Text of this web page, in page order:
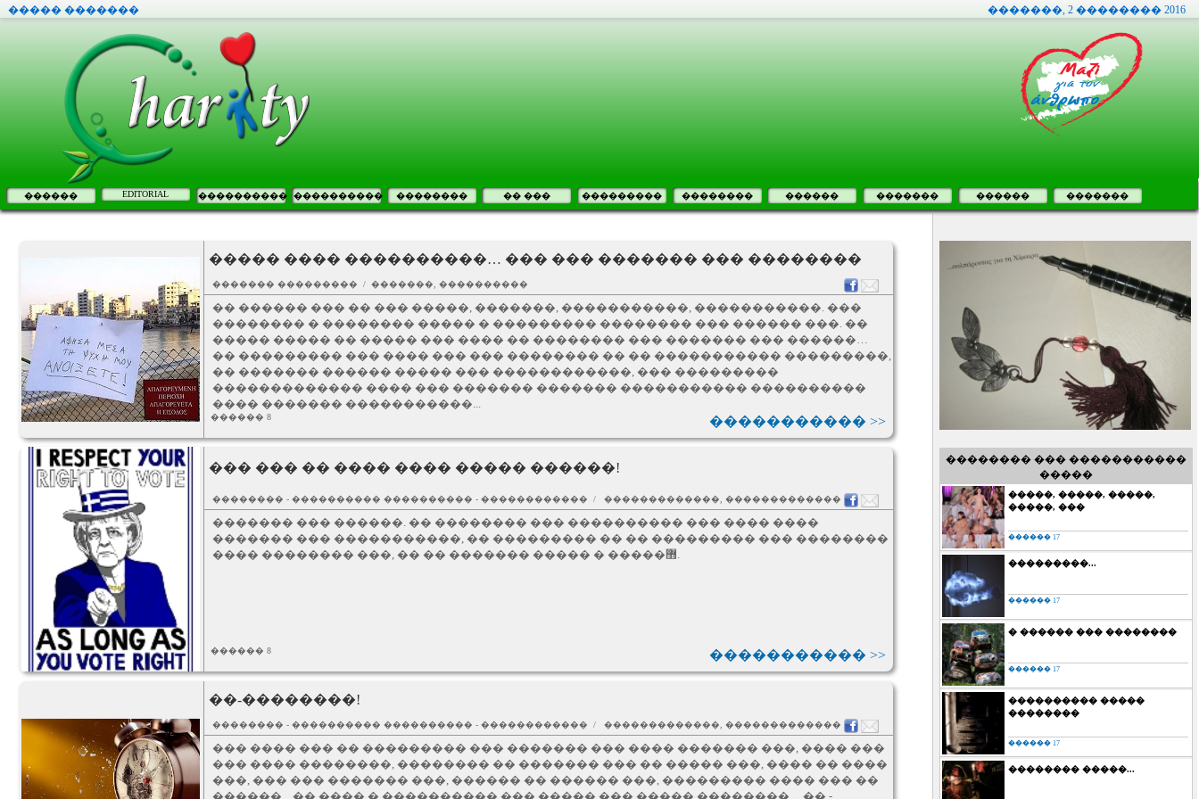
����� ������� �������, 2 �������� 2016
������ EDITORIAL ���������� ���������� �������� �� ��� ��������� �������� ������ ������� ������ �������
����� ���� ����������… ��� ��� ������� ��� ��������
������� ��������� / �������, ����������
�� ������ ��� �� ��� �����, �������, �����������, �����������. ���
�������� � �������� ����� � ��������� �������� ��� ������ ���. ��
����� ����� �� ����� ��� ���� �� �������� ��� ������� ��� ������…
�� ��������� ��� ���� ��� ��� �������� �� �� ����������� ���������,
�� ������� ������ ����� ��� ������������, ��� ���������
������������� ���� ��� ������� ������� ����������� ����������
���� ������� �����������...
������ 8 ����������� >>
��� ��� �� ���� ���� ����� ������!
�������� - ���������� ���������� - ������������ / �������������, �������������
������� ��� ������. �� �������� ��� ���������� ��� ���� ����
������� ��� �����������, �� ��������� �� �� ��������� ��� ��������
���� �������� ���, �� �� ������� ����� � �����޻.
������ 8 ����������� >>
��-��������!
�������� - ���������� ���������� - ������������ / �������������, �������������
��� ���� ��� �� ��������� ��� ������� ��� ���� ������� ���, ���� ���
��� ���� ��������, �������� �� ������� ��� �� ����� ���, ���� �� ����
���, ��� ��� ������� ���, ������ �� ������ ���, ��������� ���� ��� ��
������... �� ���� � ���������� ��� ����� ��� ����� ��������,... �� -
�������� ��� �����������
�����
�����, �����, �����,
�����, ���
������ 17
���������...
������ 17
� ������ ��� ��������
������ 17
���������� �����
��������
������ 17
�������� �����...